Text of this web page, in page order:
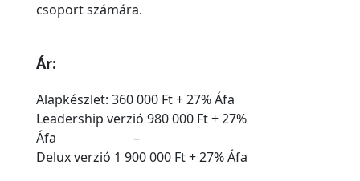
csoport számára.
Ár:
Alapkészlet: 360 000 Ft + 27% Áfa
Leadership verzió 980 000 Ft + 27%
Áfa –
Delux verzió 1 900 000 Ft + 27% Áfa